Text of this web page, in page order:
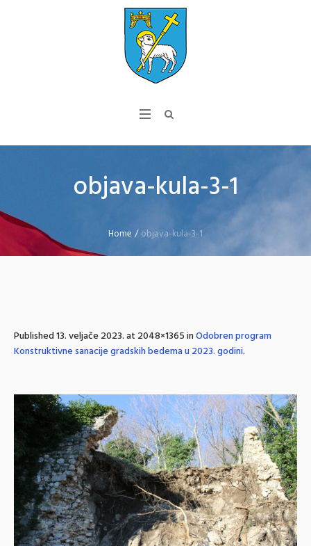
objava-kula-3-1
Home /objava-kula-3-1
Published13. veljače 2023.at 2048×1365 inOdobren program
Konstruktivne sanacije gradskih bedema u 2023. godini.